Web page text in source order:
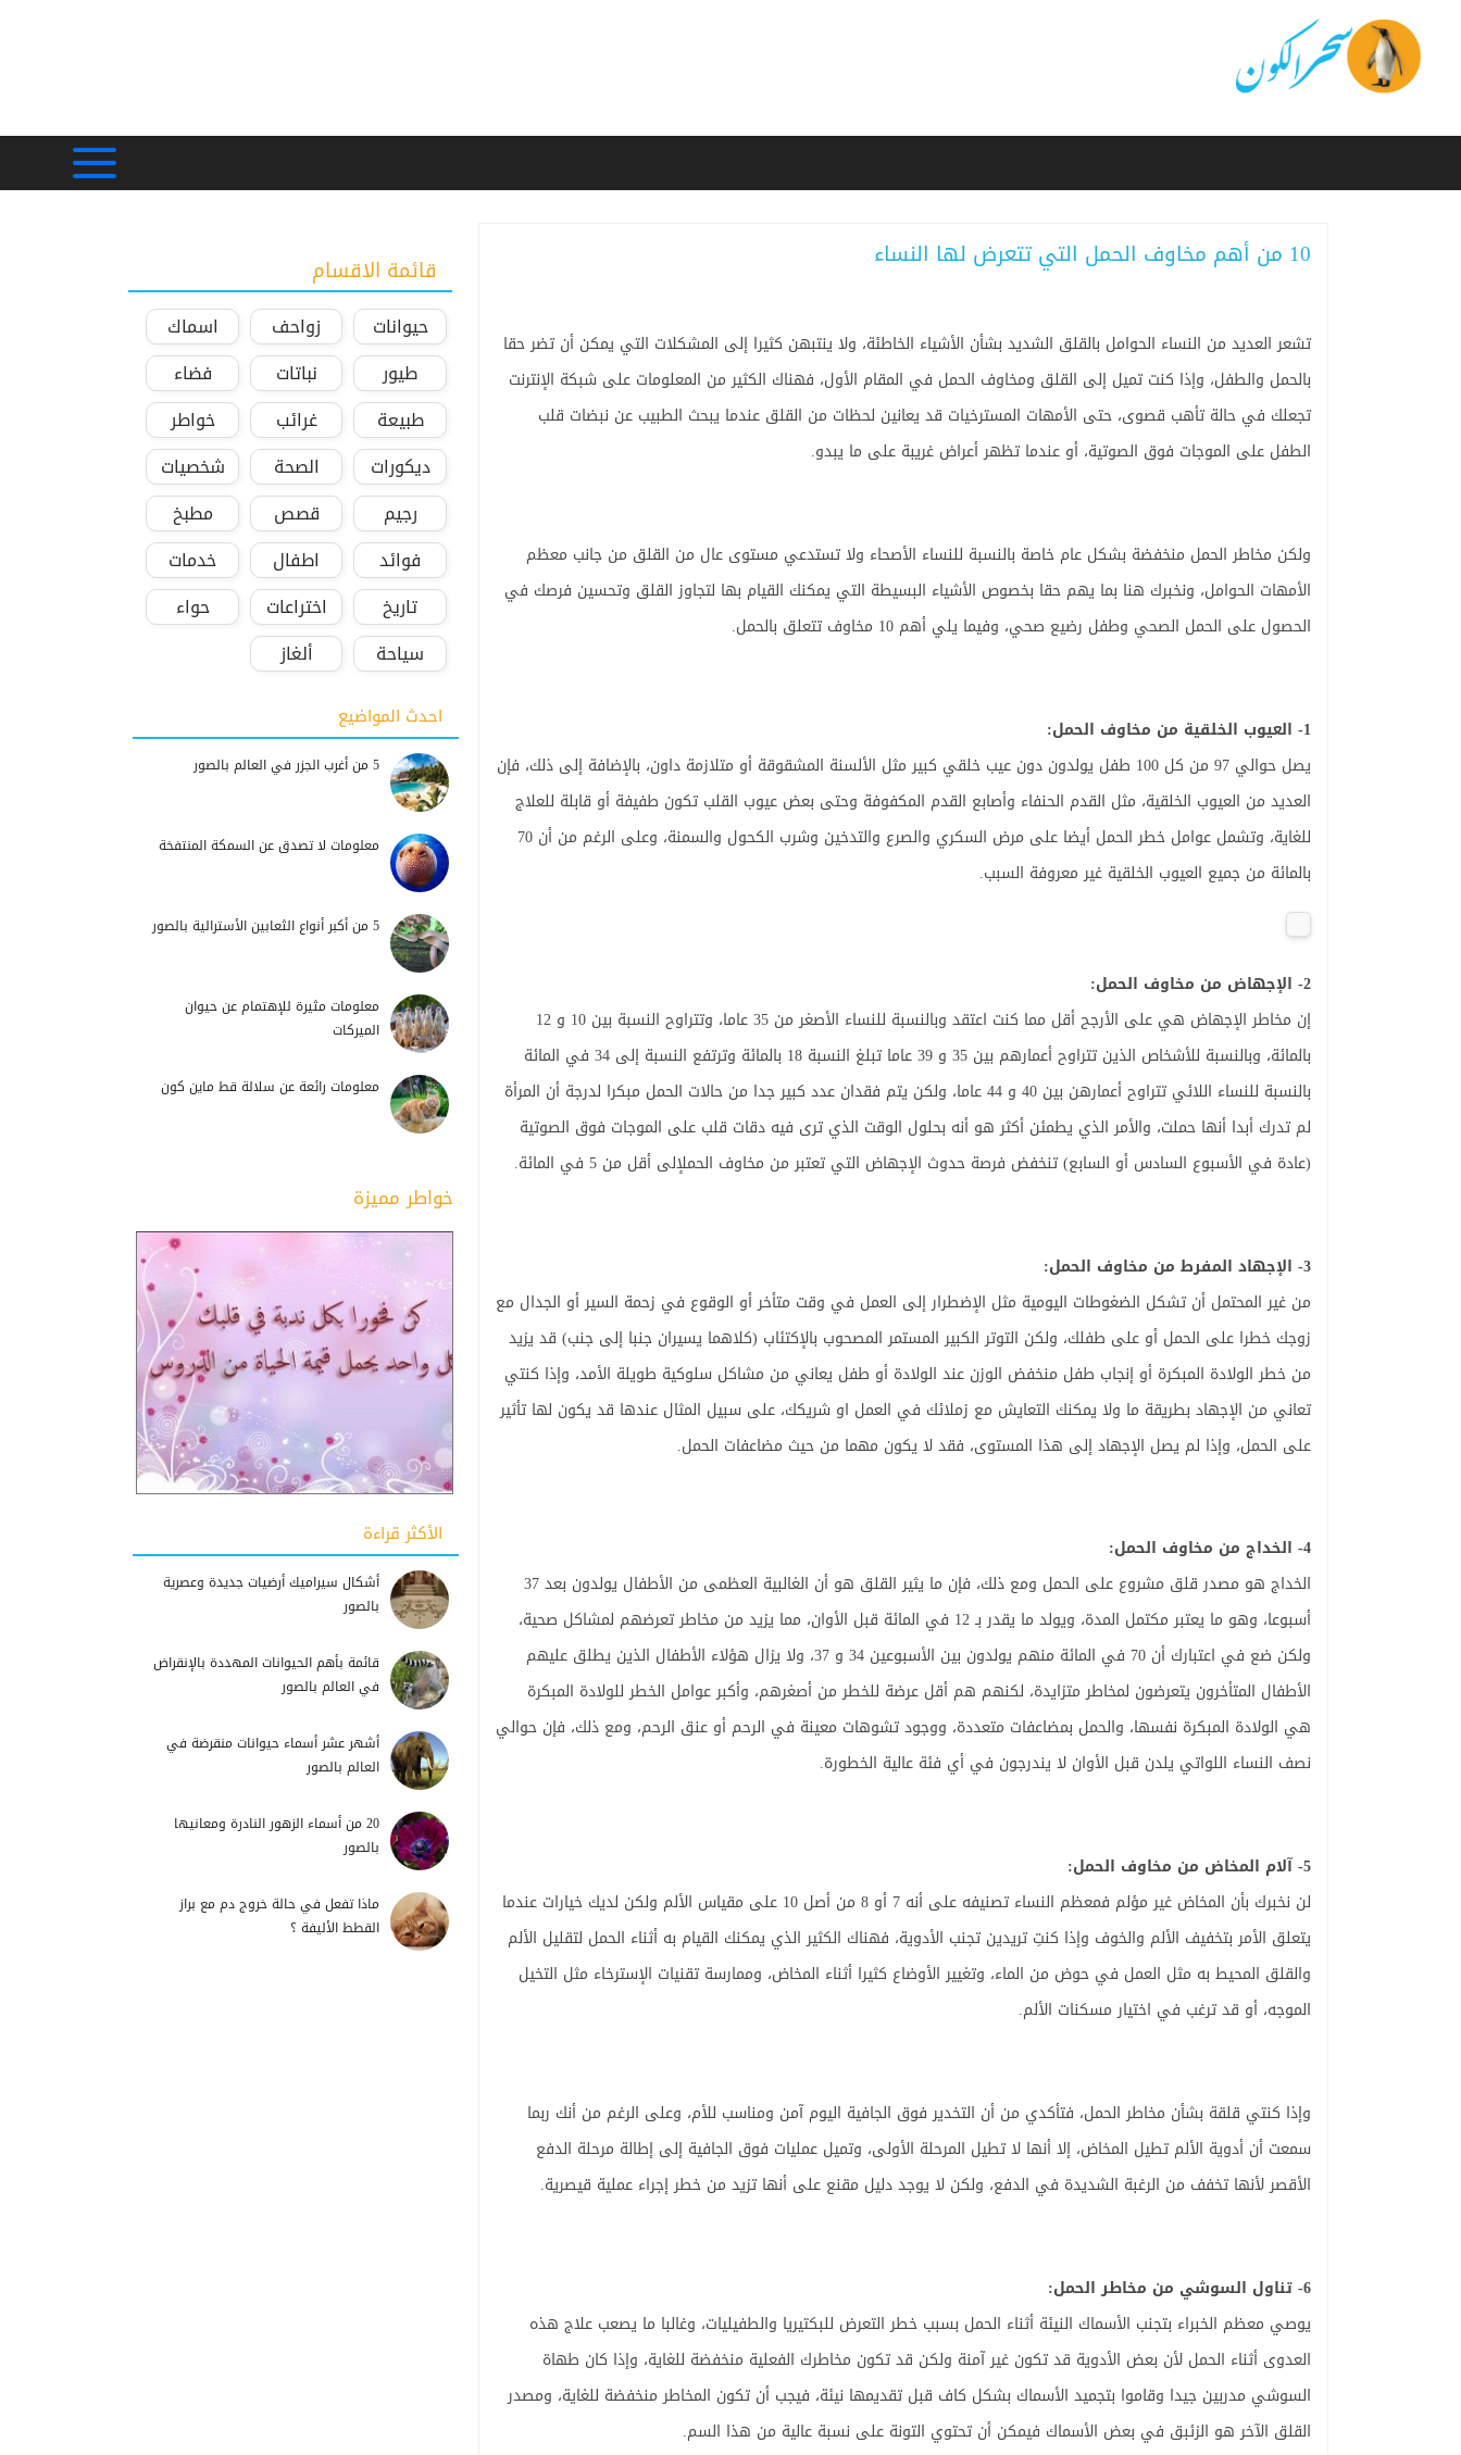
10 من أهم مخاوف الحمل التي تتعرض لها النساء
تشعر العديد من النساء الحوامل بالقلق الشديد بشأن الأشياء الخاطئة، ولا ينتبهن كثيرا إلى المشكلات التي يمكن أن تضر حقا
بالحمل والطفل، وإذا كنت تميل إلى القلق ومخاوف الحمل في المقام الأول، فهناك الكثير من المعلومات على شبكة الإنترنت
تجعلك في حالة تأهب قصوى، حتى الأمهات المسترخيات قد يعانين لحظات من القلق عندما يبحث الطبيب عن نبضات قلب
الطفل على الموجات فوق الصوتية، أو عندما تظهر أعراض غريبة على ما يبدو.
ولكن مخاطر الحمل منخفضة بشكل عام خاصة بالنسبة للنساء الأصحاء ولا تستدعي مستوى عال من القلق من جانب معظم
الأمهات الحوامل، ونخبرك هنا بما يهم حقا بخصوص الأشياء البسيطة التي يمكنك القيام بها لتجاوز القلق وتحسين فرصك في
الحصول على الحمل الصحي وطفل رضيع صحي، وفيما يلي أهم 10 مخاوف تتعلق بالحمل.
1- العيوب الخلقية من مخاوف الحمل:
يصل حوالي 97 من كل 100 طفل يولدون دون عيب خلقي كبير مثل الألسنة المشقوقة أو متلازمة داون، بالإضافة إلى ذلك، فإن
العديد من العيوب الخلقية، مثل القدم الحنفاء وأصابع القدم المكفوفة وحتى بعض عيوب القلب تكون طفيفة أو قابلة للعلاج
للغاية، وتشمل عوامل خطر الحمل أيضا على مرض السكري والصرع والتدخين وشرب الكحول والسمنة، وعلى الرغم من أن 70
بالمائة من جميع العيوب الخلقية غير معروفة السبب.
2- الإجهاض من مخاوف الحمل:
إن مخاطر الإجهاض هي على الأرجح أقل مما كنت اعتقد وبالنسبة للنساء الأصغر من 35 عاما، وتتراوح النسبة بين 10 و 12
بالمائة، وبالنسبة للأشخاص الذين تتراوح أعمارهم بين 35 و 39 عاما تبلغ النسبة 18 بالمائة وترتفع النسبة إلى 34 في المائة
بالنسبة للنساء اللائي تتراوح أعمارهن بين 40 و 44 عاما، ولكن يتم فقدان عدد كبير جدا من حالات الحمل مبكرا لدرجة أن المرأة
لم تدرك أبدا أنها حملت، والأمر الذي يطمئن أكثر هو أنه بحلول الوقت الذي ترى فيه دقات قلب على الموجات فوق الصوتية
(عادة في الأسبوع السادس أو السابع) تنخفض فرصة حدوث الإجهاض التي تعتبر من مخاوف الحملإلى أقل من 5 في المائة.
3- الإجهاد المفرط من مخاوف الحمل:
من غير المحتمل أن تشكل الضغوطات اليومية مثل الإضطرار إلى العمل في وقت متأخر أو الوقوع في زحمة السير أو الجدال مع
زوجك خطرا على الحمل أو على طفلك، ولكن التوتر الكبير المستمر المصحوب بالإكتئاب (كلاهما يسيران جنبا إلى جنب) قد يزيد
من خطر الولادة المبكرة أو إنجاب طفل منخفض الوزن عند الولادة أو طفل يعاني من مشاكل سلوكية طويلة الأمد، وإذا كنتي
تعاني من الإجهاد بطريقة ما ولا يمكنك التعايش مع زملائك في العمل او شريكك، على سبيل المثال عندها قد يكون لها تأثير
على الحمل، وإذا لم يصل الإجهاد إلى هذا المستوى، فقد لا يكون مهما من حيث مضاعفات الحمل.
4- الخداج من مخاوف الحمل:
الخداج هو مصدر قلق مشروع على الحمل ومع ذلك، فإن ما يثير القلق هو أن الغالبية العظمى من الأطفال يولدون بعد 37
أسبوعا، وهو ما يعتبر مكتمل المدة، ويولد ما يقدر بـ 12 في المائة قبل الأوان، مما يزيد من مخاطر تعرضهم لمشاكل صحية،
ولكن ضع في اعتبارك أن 70 في المائة منهم يولدون بين الأسبوعين 34 و 37، ولا يزال هؤلاء الأطفال الذين يطلق عليهم
الأطفال المتأخرون يتعرضون لمخاطر متزايدة، لكنهم هم أقل عرضة للخطر من أصغرهم، وأكبر عوامل الخطر للولادة المبكرة
هي الولادة المبكرة نفسها، والحمل بمضاعفات متعددة، ووجود تشوهات معينة في الرحم أو عنق الرحم، ومع ذلك، فإن حوالي
نصف النساء اللواتي يلدن قبل الأوان لا يندرجون في أي فئة عالية الخطورة.
5- آلام المخاض من مخاوف الحمل:
لن نخبرك بأن المخاض غير مؤلم فمعظم النساء تصنيفه على أنه 7 أو 8 من أصل 10 على مقياس الألم ولكن لديك خيارات عندما
يتعلق الأمر بتخفيف الألم والخوف وإذا كنتِ تريدين تجنب الأدوية، فهناك الكثير الذي يمكنك القيام به أثناء الحمل لتقليل الألم
والقلق المحيط به مثل العمل في حوض من الماء، وتغيير الأوضاع كثيرا أثناء المخاض، وممارسة تقنيات الإسترخاء مثل التخيل
الموجه، أو قد ترغب في اختيار مسكنات الألم.
وإذا كنتي قلقة بشأن مخاطر الحمل، فتأكدي من أن التخدير فوق الجافية اليوم آمن ومناسب للأم، وعلى الرغم من أنك ربما
سمعت أن أدوية الألم تطيل المخاض، إلا أنها لا تطيل المرحلة الأولى، وتميل عمليات فوق الجافية إلى إطالة مرحلة الدفع
الأقصر لأنها تخفف من الرغبة الشديدة في الدفع، ولكن لا يوجد دليل مقنع على أنها تزيد من خطر إجراء عملية قيصرية.
6- تناول السوشي من مخاطر الحمل:
يوصي معظم الخبراء بتجنب الأسماك النيئة أثناء الحمل بسبب خطر التعرض للبكتيريا والطفيليات، وغالبا ما يصعب علاج هذه
العدوى أثناء الحمل لأن بعض الأدوية قد تكون غير آمنة ولكن قد تكون مخاطرك الفعلية منخفضة للغاية، وإذا كان طهاة
السوشي مدربين جيدا وقاموا بتجميد الأسماك بشكل كاف قبل تقديمها نيئة، فيجب أن تكون المخاطر منخفضة للغاية، ومصدر
القلق الآخر هو الزئبق في بعض الأسماك فيمكن أن تحتوي التونة على نسبة عالية من هذا السم.
قائمة الاقسام
حيوانات زواحف
اسماك
طيور
نباتات
فضاء
طبيعة
غرائب
خواطر
ديكورات
الصحة
شخصيات
رجيم
قصص
مطبخ
فوائد
اطفال
خدمات
تاريخ
اختراعات
حواء
سياحة
ألغاز
احدث المواضيع
5 من أغرب الجزر في العالم بالصور
معلومات لا تصدق عن السمكة المنتفخة
5 من أكبر أنواع الثعابين الأسترالية بالصور
معلومات مثيرة للإهتمام عن حيوان
الميركات
معلومات رائعة عن سلالة قط ماين كون
خواطر مميزة
الأكثر قراءة
أشكال سيراميك أرضيات جديدة وعصرية
بالصور
قائمة بأهم الحيوانات المهددة بالإنقراض
في العالم بالصور
أشهر عشر أسماء حيوانات منقرضة في
العالم بالصور
20 من أسماء الزهور النادرة ومعانيها
بالصور
ماذا تفعل في حالة خروج دم مع براز
القطط الأليفة ؟